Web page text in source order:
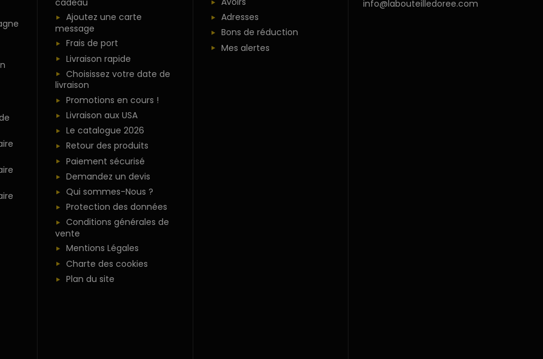
Ajoutez une carte
message
Frais de port
Livraison rapide
Choisissez votre date de
livraison
Promotions en cours !
Livraison aux USA
Le catalogue 2026
Retour des produits
Paiement sécurisé
Demandez un devis
Qui sommes-Nous ?
Protection des données
Conditions générales de
vente
Mentions Légales
Charte des cookies
Plan du site
Adresses
Bons de réduction
Mes alertes
info@labouteilledoree.com